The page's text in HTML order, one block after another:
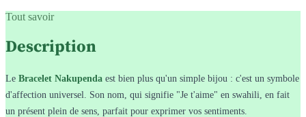
Tout savoir
Description
Le Bracelet Nakupenda est bien plus qu'un simple bijou : c'est un symbole
d'affection universel. Son nom, qui signifie "Je t'aime" en swahili, en fait
un présent plein de sens, parfait pour exprimer vos sentiments.